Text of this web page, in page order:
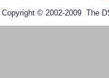
Copyright © 2002-2009 The